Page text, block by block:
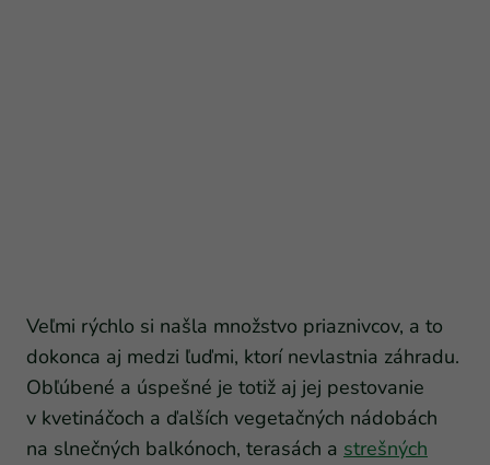
Veľmi rýchlo si našla množstvo priaznivcov, a to
dokonca aj medzi ľuďmi, ktorí nevlastnia záhradu.
Obľúbené a úspešné je totiž aj jej pestovanie
v kvetináčoch a ďalších vegetačných nádobách
na slnečných balkónoch, terasách a strešných